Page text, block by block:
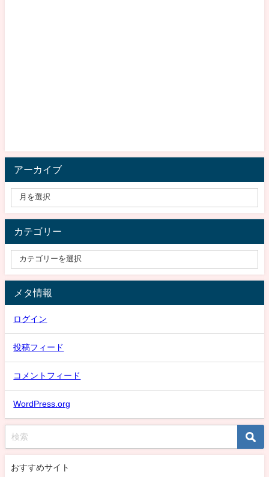
アーカイブ
カテゴリー
メタ情報
ログイン
投稿フィード
コメントフィード
WordPress.org
おすすめサイト